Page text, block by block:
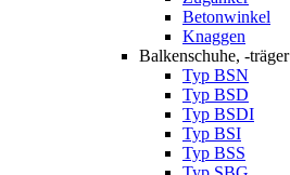
Betonwinkel
Knaggen
Balkenschuhe, -träger
Typ BSN
Typ BSD
Typ BSDI
Typ BSI
Typ BSS